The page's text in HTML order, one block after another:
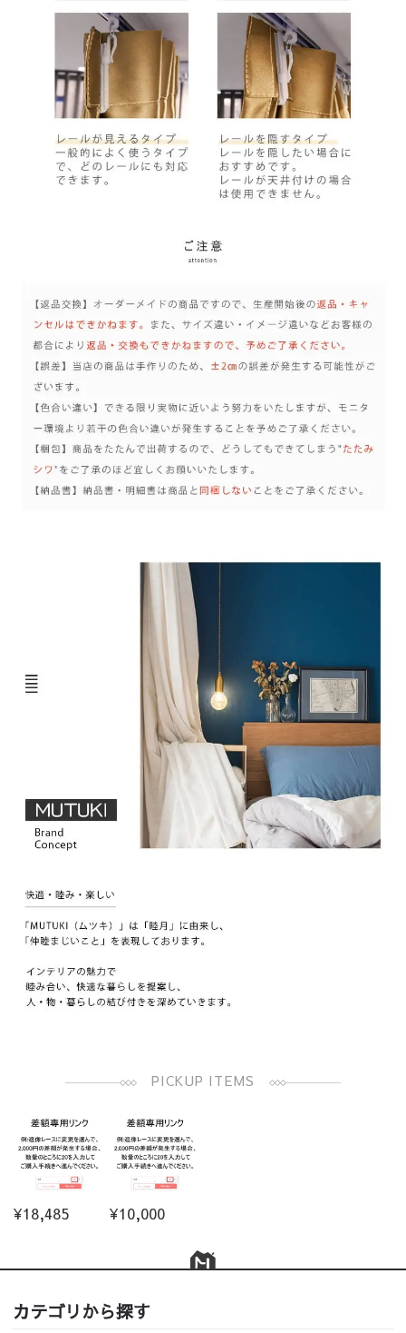
PICKUP ITEMS
¥18,485 ¥10,000
カテゴリから探す